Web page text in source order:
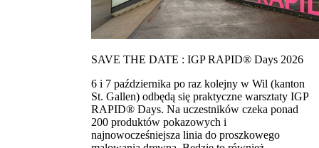
SAVE THE DATE : IGP RAPID® Days 2026
6 i 7 października po raz kolejny w Wil (kanton
St. Gallen) odbędą się praktyczne warsztaty IGP
RAPID® Days. Na uczestników czeka ponad
200 produktów pokazowych i
najnowocześniejsza linia do proszkowego